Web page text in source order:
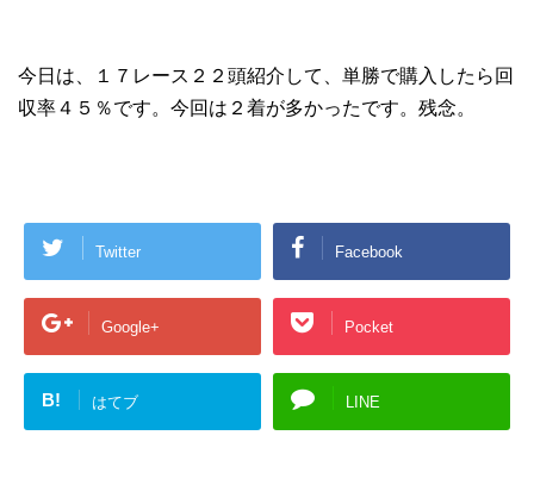
今日は、１７レース２２頭紹介して、単勝で購入したら回
収率４５％です。今回は２着が多かったです。残念。
Twitter Facebook
Google+ Pocket
B! はてブ LINE